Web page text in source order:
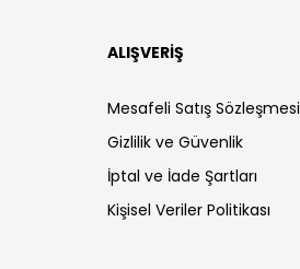
ALIŞVERİŞ
Mesafeli Satış Sözleşmesi
Gizlilik ve Güvenlik
İptal ve İade Şartları
Kişisel Veriler Politikası